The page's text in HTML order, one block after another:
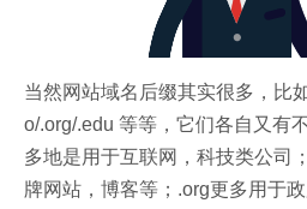
当然网站域名后缀其实很多，比
o/.org/.edu 等等，它们各自又有
多地是用于互联网，科技类公司
牌网站，博客等；.org更多用于